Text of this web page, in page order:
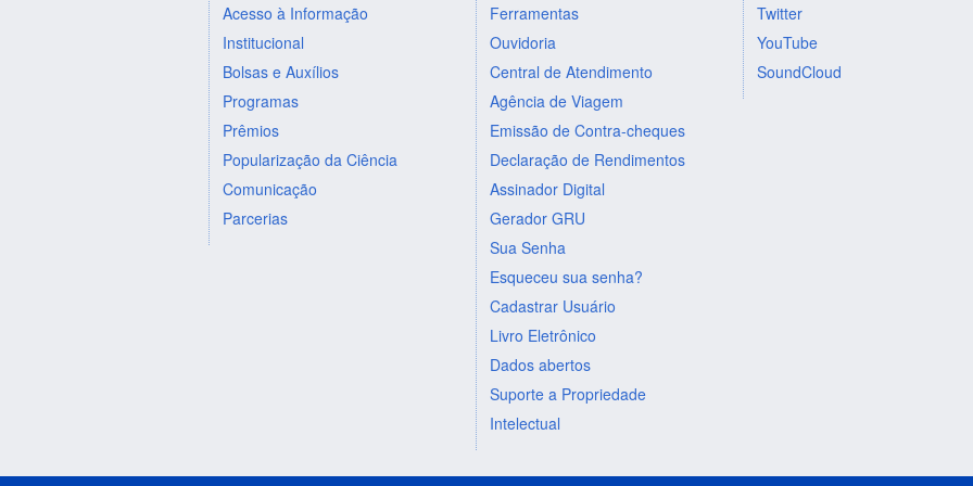
Acesso à Informação
Institucional
Bolsas e Auxílios
Programas
Prêmios
Popularização da Ciência
Comunicação
Parcerias
Ferramentas
Ouvidoria
Central de Atendimento
Agência de Viagem
Emissão de Contra-cheques
Declaração de Rendimentos
Assinador Digital
Gerador GRU
Sua Senha
Esqueceu sua senha?
Cadastrar Usuário
Livro Eletrônico
Dados abertos
Suporte a Propriedade
Intelectual
Twitter
YouTube
SoundCloud